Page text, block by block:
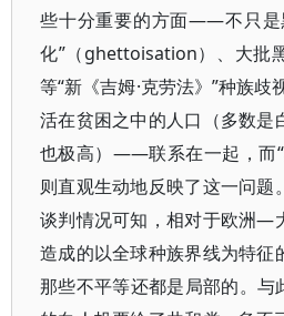
些十分重要的方面——不只是
化”（ghettoisation）、大批
等“新《吉姆·克劳法》”种族
活在贫困之中的人口（多数是
也极高）——联系在一起，而
则直观生动地反映了这一问题
谈判情况可知，相对于欧洲—
造成的以全球种族界线为特征
那些不平等还都是局部的。与